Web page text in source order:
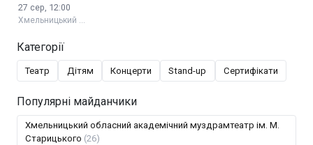
27 сер, 12:00
Хмельницький …
Категорії
Театр Дітям Концерти Stand-up Сертифікати
Популярні майданчики
Хмельницький обласний академічний муздрамтеатр ім. М.
Старицького (26)